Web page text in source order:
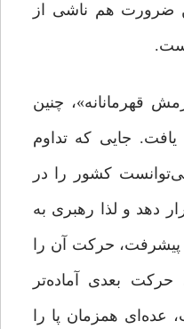
این ضرورت هم ناشی از
قهرمانانه»، چنین
جایی که تداوم
کشور را در
دهد و لذا رهبری به
حرکت آن را
حرکت بعدی آماده‌تر
عده‌ای همزمان پا را